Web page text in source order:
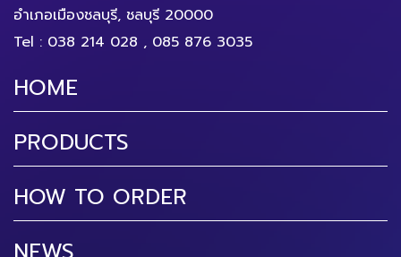
อำเภอเมืองชลบุรี, ชลบุรี 20000
Tel : 038 214 028 , 085 876 3035
HOME
PRODUCTS
HOW TO ORDER